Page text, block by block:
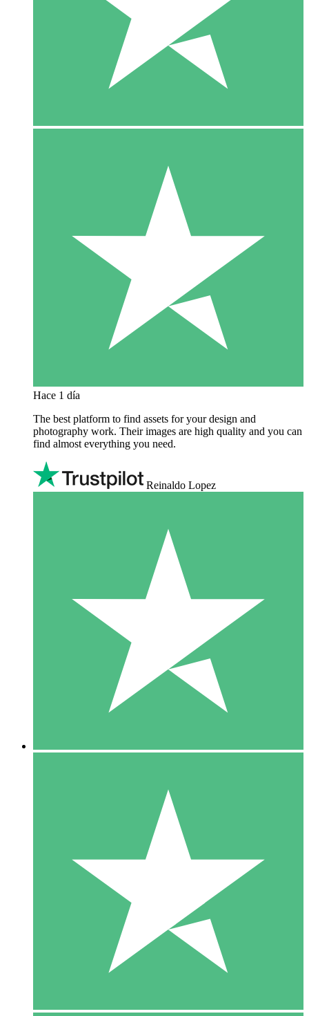
Hace 1 día
The best platform to find assets for your design and
photography work. Their images are high quality and you can
find almost everything you need.
Reinaldo Lopez